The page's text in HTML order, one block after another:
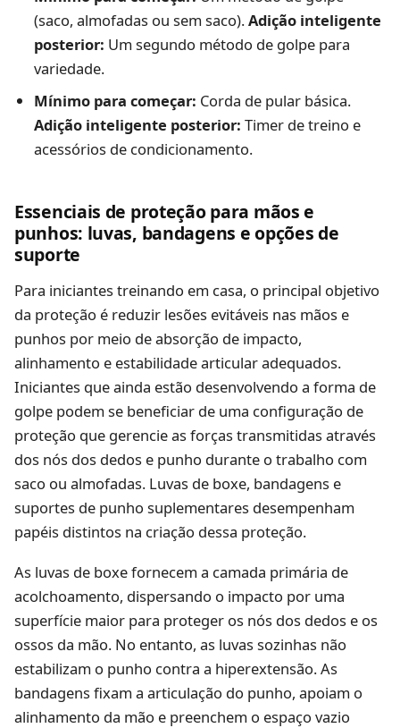
(saco, almofadas ou sem saco).Adição inteligente
posterior: Um segundo método de golpe para
variedade.
Mínimo para começar: Corda de pular básica.
Adição inteligente posterior: Timer de treino e
acessórios de condicionamento.
Essenciais de proteção para mãos e
punhos: luvas, bandagens e opções de
suporte
Para iniciantes treinando em casa, o principal objetivo
da proteção é reduzir lesões evitáveis nas mãos e
punhos por meio de absorção de impacto,
alinhamento e estabilidade articular adequados.
Iniciantes que ainda estão desenvolvendo a forma de
golpe podem se beneficiar de uma configuração de
proteção que gerencie as forças transmitidas através
dos nós dos dedos e punho durante o trabalho com
saco ou almofadas. Luvas de boxe, bandagens e
suportes de punho suplementares desempenham
papéis distintos na criação dessa proteção.
As luvas de boxe fornecem a camada primária de
acolchoamento, dispersando o impacto por uma
superfície maior para proteger os nós dos dedos e os
ossos da mão. No entanto, as luvas sozinhas não
estabilizam o punho contra a hiperextensão. As
bandagens fixam a articulação do punho, apoiam o
alinhamento da mão e preenchem o espaço vazio